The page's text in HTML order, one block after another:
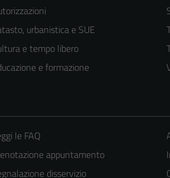
urbanistica e SUE
e tempo libero
e formazione
le FAQ
appuntamento
disservizio